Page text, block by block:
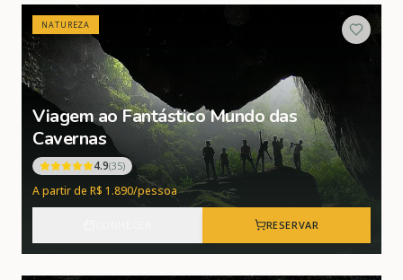
NATUREZA
Viagem ao Fantástico Mundo das
Cavernas
4.9(35)
A partir de R$ 1.890/pessoa
RESERVAR